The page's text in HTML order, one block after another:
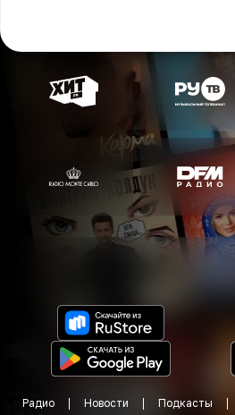
Радио Новости Подкасты